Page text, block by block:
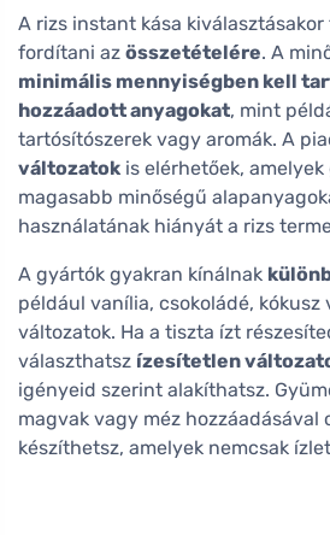
A rizs instant kása
fordítani az összetételére. A
minimális mennyiségben kell
hozzáadott anyagokat, mint
tartósítószerek vagy aromák. A
változatok is elérhetőek,
magasabb minőségű
használatának hiányát a rizs
A gyártók gyakran kínálnak
például vanília, csokoládé,
változatok. Ha a tiszta ízt
választhatsz ízesítetlen
igényeid szerint alakíthatsz.
magvak vagy méz hozzáadásával
készíthetsz, amelyek nemcsak